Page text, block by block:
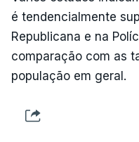
é tendencialmente
Republicana e na
comparação com as
população em geral.